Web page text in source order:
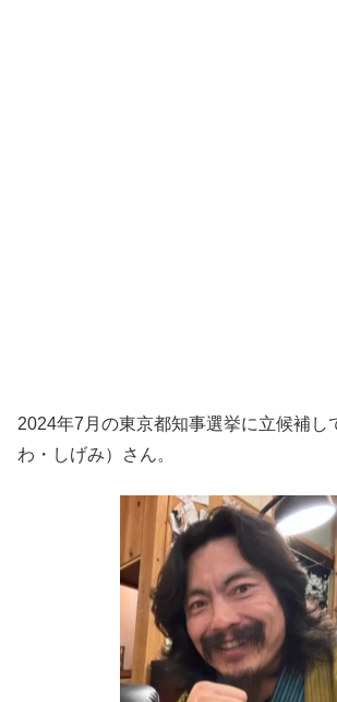
2024年7月の東京都知事選挙に立候補し
わ・しげみ）さん。